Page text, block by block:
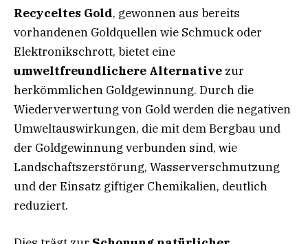
Recyceltes Gold, gewonnen aus bereits
vorhandenen Goldquellen wie Schmuck oder
Elektronikschrott, bietet eine
umweltfreundlichere Alternative zur
herkömmlichen Goldgewinnung. Durch die
Wiederverwertung von Gold werden die negativen
Umweltauswirkungen, die mit dem Bergbau und
der Goldgewinnung verbunden sind, wie
Landschaftszerstörung, Wasserverschmutzung
und der Einsatz giftiger Chemikalien, deutlich
reduziert.